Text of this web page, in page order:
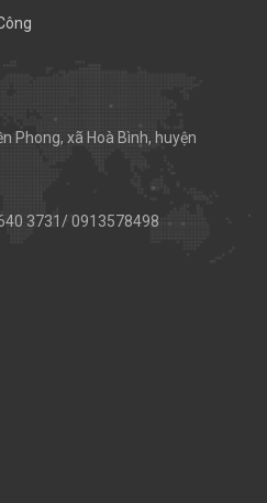
Phong, xã Hoà Bình, huyện
3731/ 0913578498